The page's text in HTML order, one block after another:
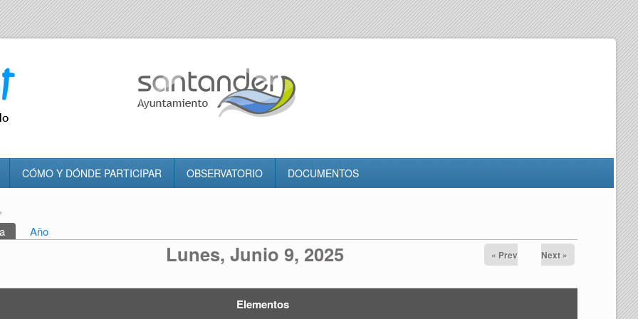
CÓMO Y DÓNDE PARTICIPAR OBSERVATORIO DOCUMENTOS
usted aquí
(solapa activa)
Año
Lunes, Junio 9, 2025 « Prev Next »
Elementos